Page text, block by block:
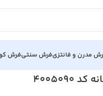
مدرن و فانتزیفرش سنتیفرش